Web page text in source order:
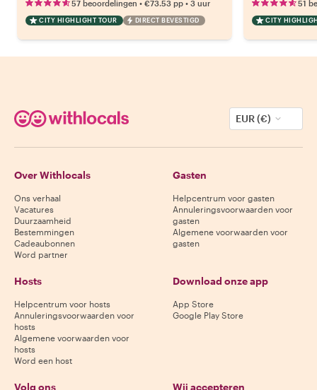
57 beoordelingen • €73.53 pp • 3 uur
CITY HIGHLIGHT TOUR DIRECT BEVESTIGD
51
CITY
EUR (€)
Over Withlocals
Ons verhaal
Vacatures
Duurzaamheid
Bestemmingen
Cadeaubonnen
Word partner
Gasten
Helpcentrum voor gasten
Annuleringsvoorwaarden voor
gasten
Algemene voorwaarden voor
gasten
Hosts
Helpcentrum voor hosts
Annuleringsvoorwaarden voor
hosts
Algemene voorwaarden voor
hosts
Word een host
Download onze app
App Store
Google Play Store
Volg ons Wij accepteren